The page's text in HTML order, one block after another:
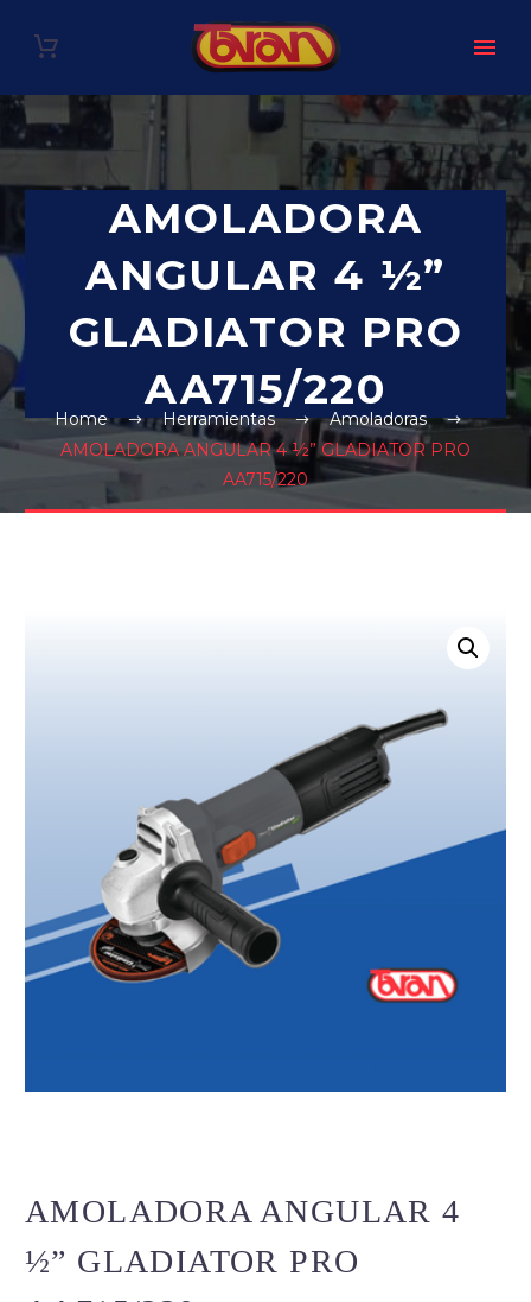
AMOLADORA
ANGULAR 4 ½”
GLADIATOR PRO
AA715/220
Home Herramientas
Amoladoras
AMOLADORA ANGULAR 4 ½” GLADIATOR PRO
AA715/220
AMOLADORA ANGULAR 4
½” GLADIATOR PRO